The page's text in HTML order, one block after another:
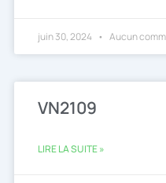
juin 30, 2024 Aucun
VN2109
LIRE LA SUITE »